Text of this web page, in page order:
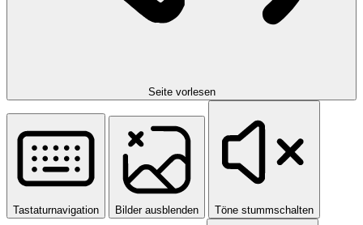
Seite vorlesen
Tastaturnavigation Bilder ausblenden Töne stummschalten